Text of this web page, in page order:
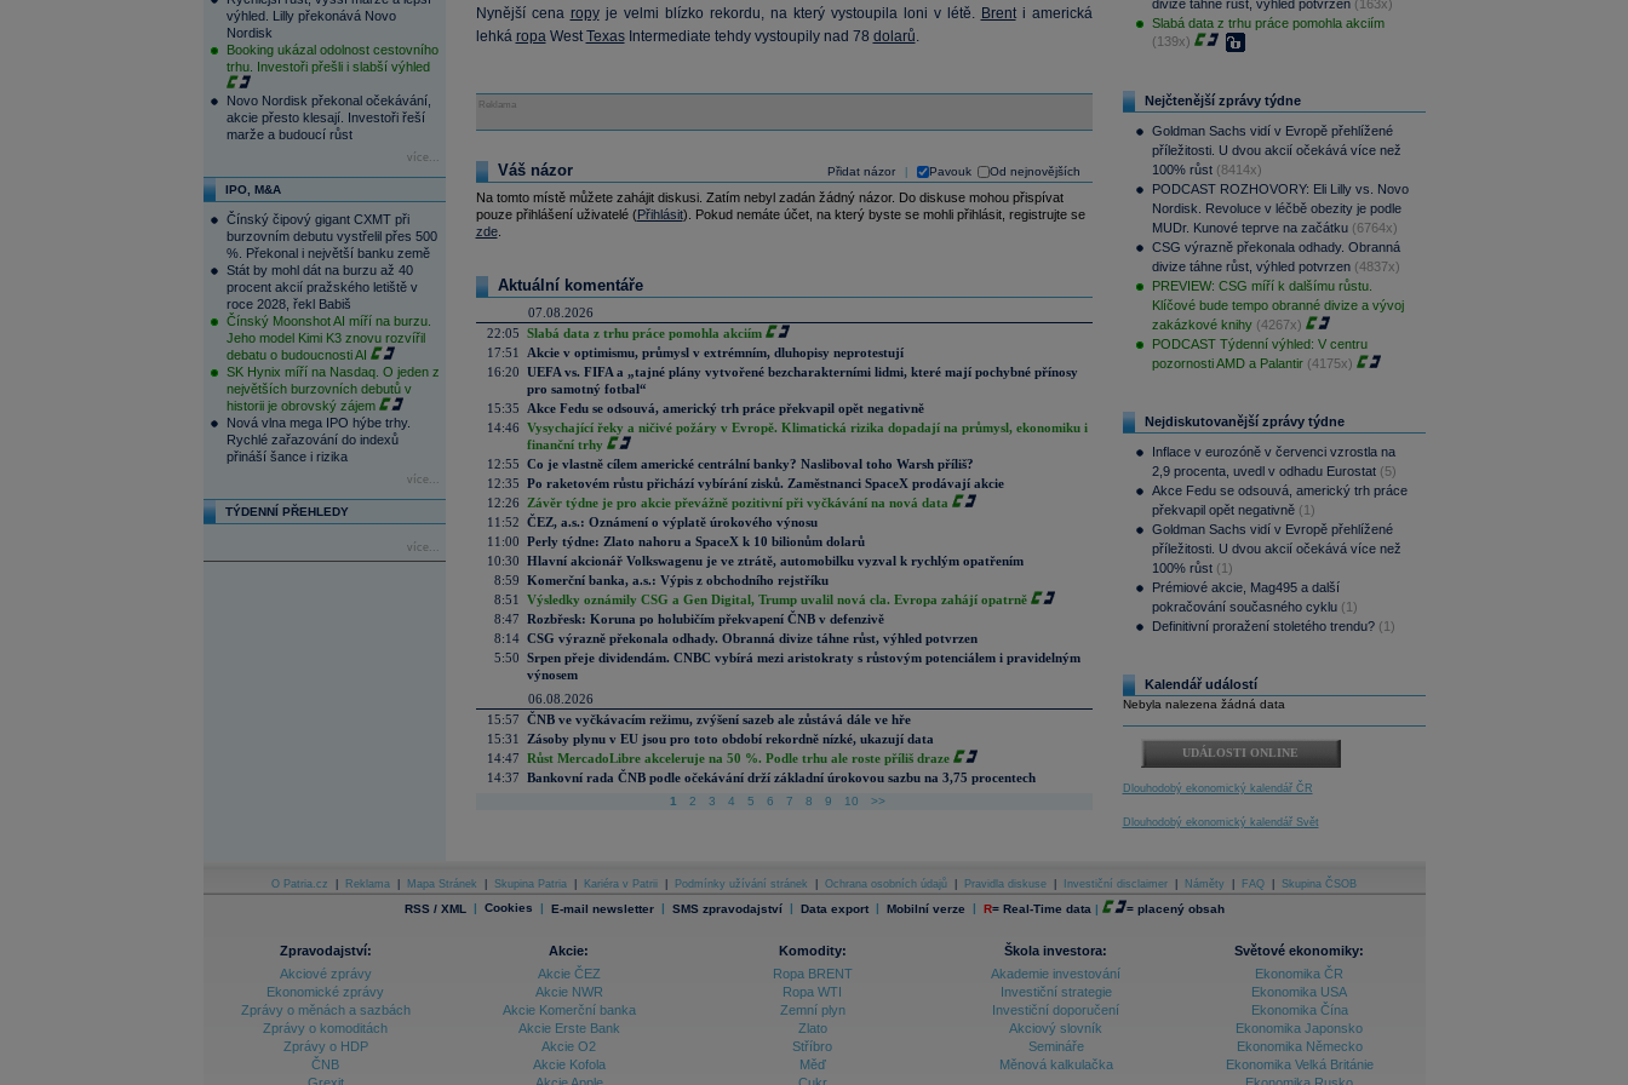
výhled. Lilly překonává Novo
Nordisk
Booking ukázal odolnost cestovního
trhu. Investoři přešli i slabší výhled
Novo Nordisk překonal očekávání,
akcie přesto klesají. Investoři řeší
marže a budoucí růst
více...
IPO, M&A
Čínský čipový gigant CXMT při
burzovním debutu vystřelil přes 500
%. Překonal i největší banku země
Stát by mohl dát na burzu až 40
procent akcií pražského letiště v
roce 2028, řekl Babiš
Čínský Moonshot AI míří na burzu.
Jeho model Kimi K3 znovu rozvířil
debatu o budoucnosti AI
SK Hynix míří na Nasdaq. O jeden z
největších burzovních debutů v
historii je obrovský zájem
Nová vlna mega IPO hýbe trhy.
Rychlé zařazování do indexů
přináší šance i rizika
více...
TÝDENNÍ PŘEHLEDY
více...
Nynější cena ropyje velmi blízko rekordu, na který vystoupila loni v létě. Brenti americká
lehká ropaWestTexasIntermediate tehdy vystoupily nad 78 dolarů.
Reklama
Přidat názor Pavouk Od nejnovějších
Váš názor
Na tomto místě můžete zahájit diskusi. Zatím nebyl zadán žádný názor. Do diskuse mohou přispívat
pouze přihlášení uživatelé (Přihlásit). Pokud nemáte účet, na který byste se mohli přihlásit, registrujte se
zde.
Aktuální komentáře
07.08.2026
22:05 Slabá data z trhu práce pomohla akciím
17:51
Akcie v optimismu, průmysl v extrémním, dluhopisy neprotestují
16:20 UEFA vs. FIFA a „tajné plány vytvořené bezcharakterními lidmi, které mají pochybné přínosy
pro samotný fotbal“
15:35
Akce Fedu se odsouvá, americký trh práce překvapil opět negativně
14:46 Vysychající řeky a ničivé požáry v Evropě. Klimatická rizika dopadají na průmysl, ekonomiku i
finanční trhy
12:55 Co je vlastně cílem americké centrální banky? Nasliboval toho Warsh příliš?
12:35 Po raketovém růstu přichází vybírání zisků. Zaměstnanci SpaceX prodávají akcie
12:26
Závěr týdne je pro akcie převážně pozitivní při vyčkávání na nová data
11:52 ČEZ, a.s.: Oznámení o výplatě úrokového výnosu
11:00 Perly týdne: Zlato nahoru a SpaceX k 10 bilionům dolarů
10:30 Hlavní akcionář Volkswagenu je ve ztrátě, automobilku vyzval k rychlým opatřením
8:59 Komerční banka, a.s.: Výpis z obchodního rejstříku
8:51
Výsledky oznámily CSG a Gen Digital, Trump uvalil nová cla. Evropa zahájí opatrně
8:47 Rozbřesk: Koruna po holubičím překvapení ČNB v defenzivě
8:14 CSG výrazně překonala odhady. Obranná divize táhne růst, výhled potvrzen
5:50 Srpen přeje dividendám. CNBC vybírá mezi aristokraty s růstovým potenciálem i pravidelným
výnosem
06.08.2026
15:57 ČNB ve vyčkávacím režimu, zvýšení sazeb ale zůstává dále ve hře
15:31
Zásoby plynu v EU jsou pro toto období rekordně nízké, ukazují data
14:47 Růst MercadoLibre akceleruje na 50 %. Podle trhu ale roste příliš draze
14:37 Bankovní rada ČNB podle očekávání drží základní úrokovou sazbu na 3,75 procentech
1 2 3 4 5 6 7 8 9 10 >>
divize táhne růst, výhled potvrzen (163x)
Slabá data z trhu práce pomohla akciím
(139x)
Nejčtenější zprávy týdne
Goldman Sachs vidí v Evropě přehlížené
příležitosti. U dvou akcií očekává více než
100% růst (8414x)
PODCAST ROZHOVORY: Eli Lilly vs. Novo
Nordisk. Revoluce v léčbě obezity je podle
MUDr. Kunové teprve na začátku (6764x)
CSG výrazně překonala odhady. Obranná
divize táhne růst, výhled potvrzen (4837x)
PREVIEW: CSG míří k dalšímu růstu.
Klíčové bude tempo obranné divize a vývoj
zakázkové knihy (4267x)
PODCAST Týdenní výhled: V centru
pozornosti AMD a Palantir (4175x)
Nejdiskutovanější zprávy týdne
Inflace v eurozóně v červenci vzrostla na
2,9 procenta, uvedl v odhadu Eurostat (5)
Akce Fedu se odsouvá, americký trh práce
překvapil opět negativně (1)
Goldman Sachs vidí v Evropě přehlížené
příležitosti. U dvou akcií očekává více než
100% růst (1)
Prémiové akcie, Mag495 a další
pokračování současného cyklu (1)
Definitivní proražení stoletého trendu? (1)
Kalendář událostí
Nebyla nalezena žádná data
UDÁLOSTI ONLINE
Dlouhodobý ekonomický kalendář ČR
Dlouhodobý ekonomický kalendář Svět
O Patria.cz Reklama Mapa Stránek Skupina Patria Kariéra v Patrii Podmínky užívání stránek Ochrana osobních údajů Pravidla diskuse Investiční disclaimer Náměty FAQ Skupina ČSOB
RSS / XML | Cookies | E-mail newsletter | SMS zpravodajství | Data export | Mobilní verze | R= Real-Time data | = placený obsah
Zpravodajství:
Akciové zprávy
Ekonomické zprávy
Zprávy o měnách a sazbách
Zprávy o komoditách
Zprávy o HDP
ČNB
Akcie:
Akcie ČEZ
Akcie NWR
Akcie Komerční banka
Akcie Erste Bank
Akcie O2
Akcie Kofola
Komodity:
Ropa BRENT
Ropa WTI
Zemní plyn
Zlato
Stříbro
Měď
Škola investora:
Akademie investování
Investiční strategie
Investiční doporučení
Akciový slovník
Semináře
Měnová kalkulačka
Světové ekonomiky:
Ekonomika ČR
Ekonomika USA
Ekonomika Čína
Ekonomika Japonsko
Ekonomika Německo
Ekonomika Velká Británie